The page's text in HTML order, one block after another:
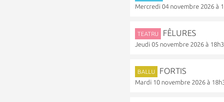
Mercredi 04 novembre 2026 à
TEATRU FÊLURES
Jeudi 05 novembre 2026 à
BALLU FORTIS
Mardi 10 novembre 2026 à